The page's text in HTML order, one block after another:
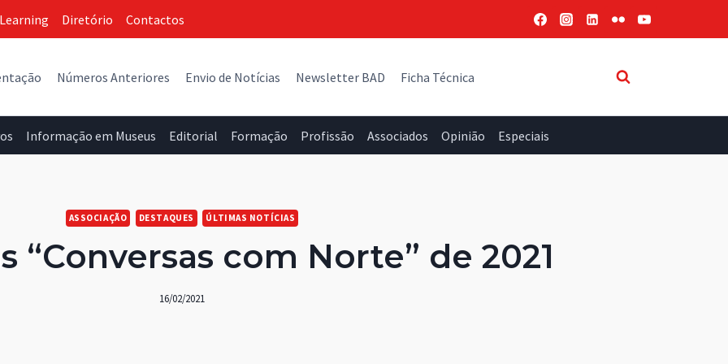
Diretório Contactos
Números Anteriores Envio de Notícias Newsletter BAD Ficha Técnica
Informação em Museus Editorial Formação Profissão Associados Opinião Especiais
ASSOCIAÇÃO DESTAQUES ÚLTIMAS NOTÍCIAS
“Conversas com Norte” de 2021
16/02/2021